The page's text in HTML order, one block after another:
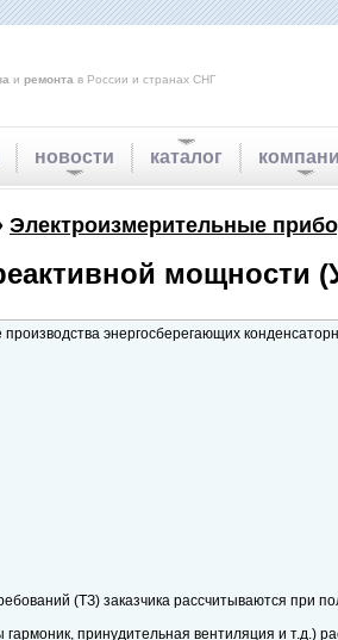
и ремонта в России и странах СНГ
новости каталог
Электроизмерительные
мощности
энергосберегающих
(ТЗ) заказчика рассчитываются при
принудительная вентиляция и т.д.)